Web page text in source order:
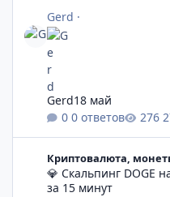
Gerd ·
0 ответов
Gerd18 май
Криптовалюта,
💎 Скальпинг DOGE
за 15 минут